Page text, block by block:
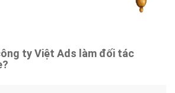
ty Việt Ads làm đối tác